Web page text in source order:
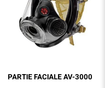
PARTIE FACIALE AV-3000